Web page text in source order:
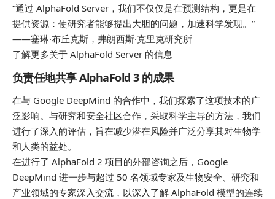
“通过 AlphaFold Server，我们不仅仅是在预测结构，更是在
提供资源：使研究者能够提出大胆的问题，加速科学发现。”
——塞琳·布丘克斯，弗朗西斯·克里克研究所
了解更多关于 AlphaFold Server 的信息
负责任地共享 AlphaFold 3 的成果
在与 Google DeepMind 的合作中，我们探索了这项技术的广
泛影响。与研究和安全社区合作，采取科学主导的方法，我们
进行了深入的评估，旨在减少潜在风险并广泛分享其对生物学
和人类的益处。
在进行了 AlphaFold 2 项目的外部咨询之后，Google
DeepMind 进一步与超过 50 名领域专家及生物安全、研究和
产业领域的专家深入交流，以深入了解 AlphaFold 模型的连续